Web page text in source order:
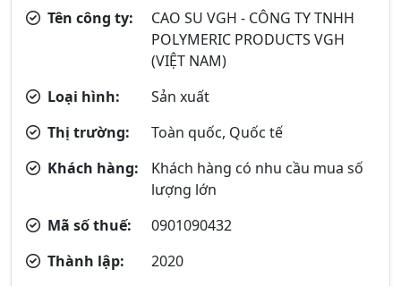
Tên công ty:
CAO SU VGH - CÔNG TY TNHH
POLYMERIC PRODUCTS VGH
(VIỆT NAM)
Loại hình:
Sản xuất
Thị trường:
Toàn quốc, Quốc tế
Khách hàng:
Khách hàng có nhu cầu mua số
lượng lớn
Mã số thuế:
0901090432
Thành lập:
2020